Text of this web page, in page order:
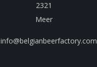
2321
Meer
info@belgianbeerfactory.com